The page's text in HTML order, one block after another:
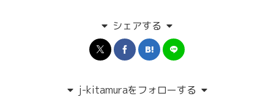
シェアする
j-kitamuraをフォローする